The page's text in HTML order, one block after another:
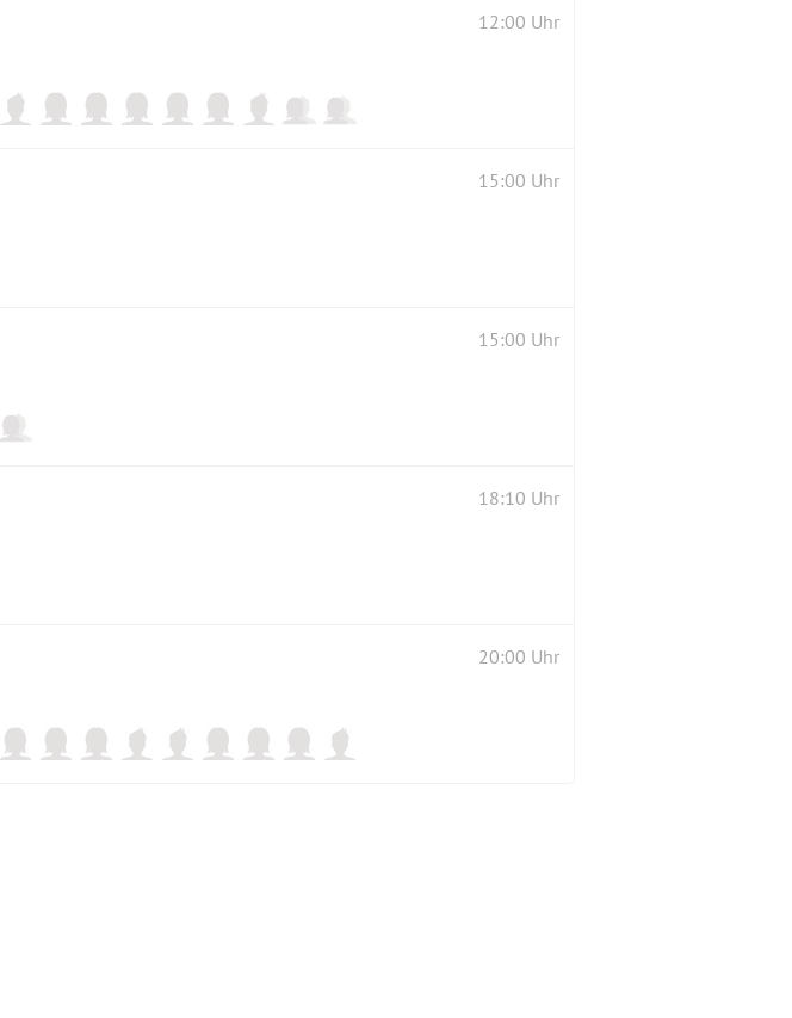
12:00 Uhr
15:00 Uhr
15:00 Uhr
18:10 Uhr
20:00 Uhr